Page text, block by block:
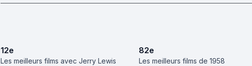
12e
Les meilleurs films avec Jerry Lewis
82e
Les meilleurs films de 1958